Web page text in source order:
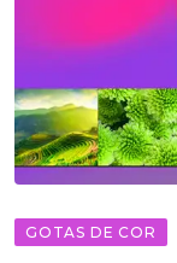
GOTAS DE COR